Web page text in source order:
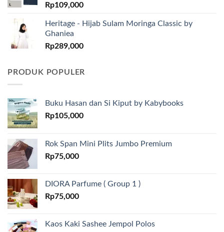
Rp109,000
Heritage - Hijab Sulam Moringa Classic by
Ghaniea
Rp289,000
PRODUK POPULER
Buku Hasan dan Si Kiput by Kabybooks
Rp105,000
Rok Span Mini Plits Jumbo Premium
Rp75,000
DIORA Parfume ( Group 1 )
Rp75,000
Kaos Kaki Sashee Jempol Polos